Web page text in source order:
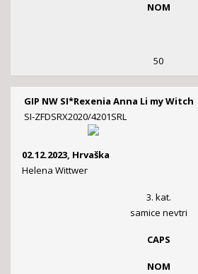
NOM
50
GIP NW SI*Rexenia Anna Li my Witch
SI-ZFDSRX2020/4201SRL
02.12.2023, Hrvaška
Helena Wittwer
3. kat.
samice nevtri
CAPS
NOM